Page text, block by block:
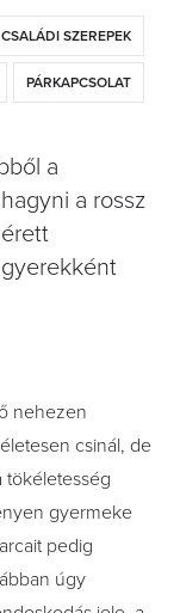
CSALÁDI SZEREPEK
PÁRKAPCSOLAT
a
a rossz
nehezen
csinál, de
tökéletesség
gyermeke
pedig
úgy